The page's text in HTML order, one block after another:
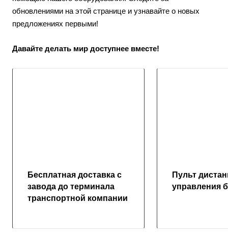
обновлениями на этой странице и узнавайте о новых
предложениях первыми!
Давайте делать мир доступнее вместе!
Бесплатная доставка с
завода до терминала
транспортной компании
Пульт
управления